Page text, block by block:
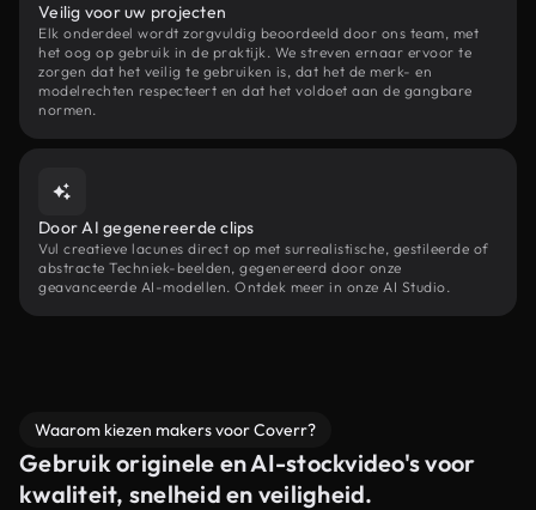
Veilig voor uw projecten
Elk onderdeel wordt zorgvuldig beoordeeld door ons team, met
het oog op gebruik in de praktijk. We streven ernaar ervoor te
zorgen dat het veilig te gebruiken is, dat het de merk- en
modelrechten respecteert en dat het voldoet aan de gangbare
normen.
Door AI gegenereerde clips
Vul creatieve lacunes direct op met surrealistische, gestileerde of
abstracte Techniek-beelden, gegenereerd door onze
geavanceerde AI-modellen. Ontdek meer in onze AI Studio.
Waarom kiezen makers voor Coverr?
Gebruik originele en AI-stockvideo's voor
kwaliteit, snelheid en veiligheid.